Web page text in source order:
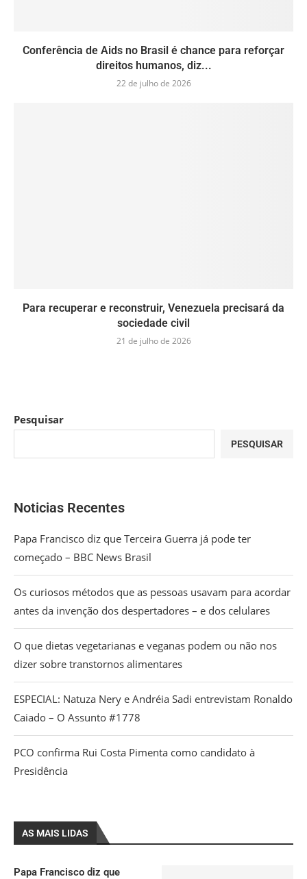
Conferência de Aids no Brasil é chance para reforçar
direitos humanos, diz...
22 de julho de 2026
Para recuperar e reconstruir, Venezuela precisará da
sociedade civil
21 de julho de 2026
Pesquisar
PESQUISAR
Noticias Recentes
Papa Francisco diz que Terceira Guerra já pode ter
começado – BBC News Brasil
Os curiosos métodos que as pessoas usavam para acordar
antes da invenção dos despertadores – e dos celulares
O que dietas vegetarianas e veganas podem ou não nos
dizer sobre transtornos alimentares
ESPECIAL: Natuza Nery e Andréia Sadi entrevistam Ronaldo
Caiado – O Assunto #1778
PCO confirma Rui Costa Pimenta como candidato à
Presidência
AS MAIS LIDAS
Papa Francisco diz que